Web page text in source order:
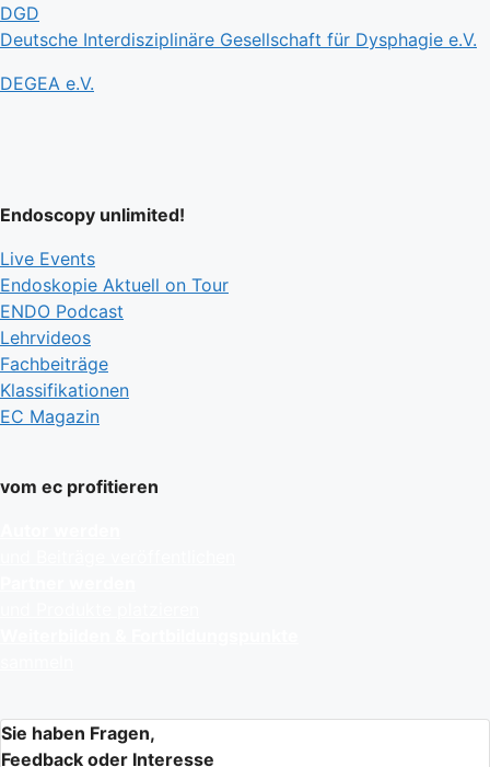
DGD
Deutsche Interdisziplinäre Gesellschaft für Dysphagie e.V.
DEGEA e.V.
Endoscopy unlimited!
Live Events
Endoskopie Aktuell on Tour
ENDO Podcast
Lehrvideos
Fachbeiträge
Klassifikationen
EC Magazin
vom ec profitieren
Sie haben Fragen,
Feedback oder Interesse